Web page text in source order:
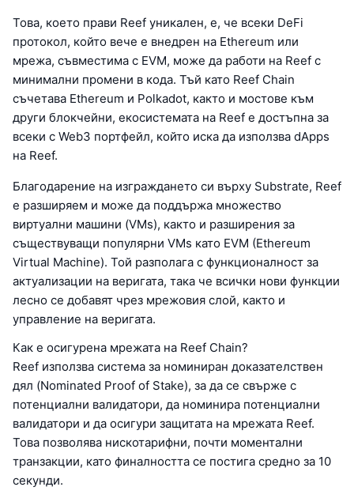
Това, което прави Reef уникален, е, че всеки DeFi
протокол, който вече е внедрен на Ethereum или
мрежа, съвместима с EVM, може да работи на Reef с
минимални промени в кода. Тъй като Reef Chain
съчетава Ethereum и Polkadot, както и мостове към
други блокчейни, екосистемата на Reef е достъпна за
всеки с Web3 портфейл, който иска да използва dApps
на Reef.
Благодарение на изграждането си върху Substrate, Reef
е разширяем и може да поддържа множество
виртуални машини (VMs), както и разширения за
съществуващи популярни VMs като EVM (Ethereum
Virtual Machine). Той разполага с функционалност за
актуализации на веригата, така че всички нови функции
лесно се добавят чрез мрежовия слой, както и
управление на веригата.
Как е осигурена мрежата на Reef Chain?
Reef използва система за номиниран доказателствен
дял (Nominated Proof of Stake), за да се свърже с
потенциални валидатори, да номинира потенциални
валидатори и да осигури защитата на мрежата Reef.
Това позволява нискотарифни, почти моментални
транзакции, като финалността се постига средно за 10
секунди.